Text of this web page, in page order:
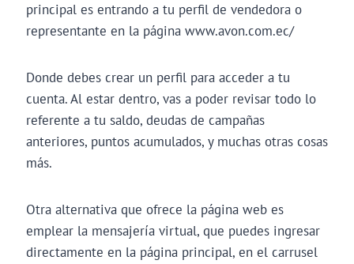
principal es entrando a tu perfil de vendedora o
representante en la página www.avon.com.ec/
Donde debes crear un perfil para acceder a tu
cuenta. Al estar dentro, vas a poder revisar todo lo
referente a tu saldo, deudas de campañas
anteriores, puntos acumulados, y muchas otras cosas
más.
Otra alternativa que ofrece la página web es
emplear la mensajería virtual, que puedes ingresar
directamente en la página principal, en el carrusel